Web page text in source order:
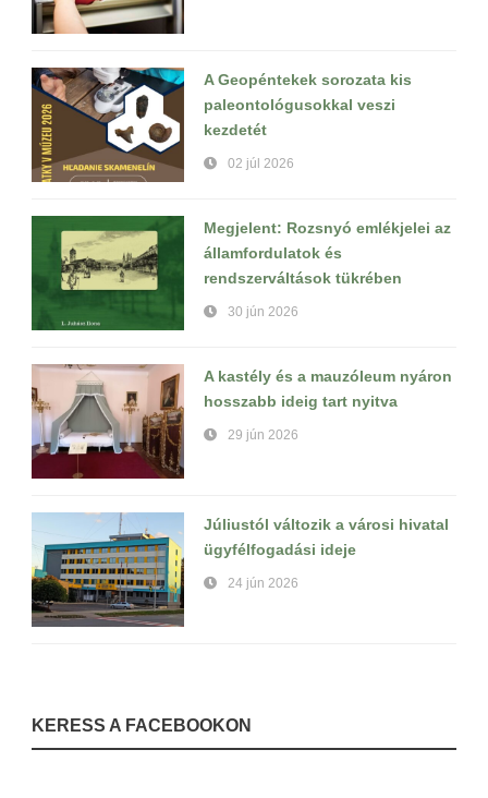
A Geopéntekek sorozata kis
paleontológusokkal veszi
kezdetét
02 júl 2026
Megjelent: Rozsnyó emlékjelei az
államfordulatok és
rendszerváltások tükrében
30 jún 2026
A kastély és a mauzóleum nyáron
hosszabb ideig tart nyitva
29 jún 2026
Júliustól változik a városi hivatal
ügyfélfogadási ideje
24 jún 2026
KERESS A FACEBOOKON